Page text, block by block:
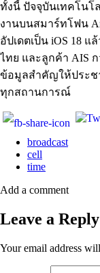
ทั้งนี้ ปัจจุบันเทคโนโล
งานบนสมาร์ทโฟน
อัปเดตเป็น iOS 18
ไทย และลูกค้า AIS
ข้อมูลสำคัญให้ประช
ทุกสถานการณ์
broadcast
cell
time
Add a comment
Leave a Reply
Your email address